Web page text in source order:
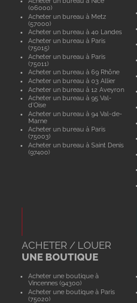
(06000)
Acheter un bureau à Metz
(57000)
Acheter un bureau à 40 Landes
Acheter un bureau à Paris
(75015)
Acheter un bureau à Paris
(75011)
Acheter un bureau à 69 Rhône
Acheter un bureau à 03 Allier
Acheter un bureau à 12 Aveyron
Acheter un bureau à 95 Val-
d'Oise
Acheter un bureau à 94 Val-de-
Marne
Acheter un bureau à Paris
(75003)
Acheter un bureau à Saint Denis
(97400)
ACHETER / LOUER
UNE BOUTIQUE
Acheter une boutique à
Vincennes (94300)
Acheter une boutique à Paris
(75020)